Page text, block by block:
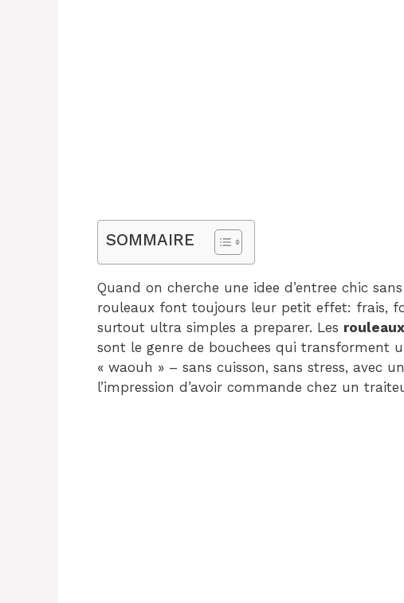
SOMMAIRE
Quand on cherche une idee d’entree chic
rouleaux font toujours leur petit effet: frais,
surtout ultra simples a preparer. Les
sont le genre de bouchees qui transforment
« waouh » – sans cuisson, sans stress, avec
l’impression d’avoir commande chez un